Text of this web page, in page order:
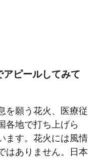
ピールしてみて
を願う花火、医療従
各地で打ち上げら
ます。花火には風情
はありません。日本